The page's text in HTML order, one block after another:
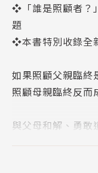
❖「誰是照顧者？
題
❖本書特別收錄全
如果照顧父親臨終
照顧母親臨終反而
與父母和解、勇